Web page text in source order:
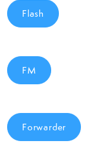
Flash
FM
Forwarder